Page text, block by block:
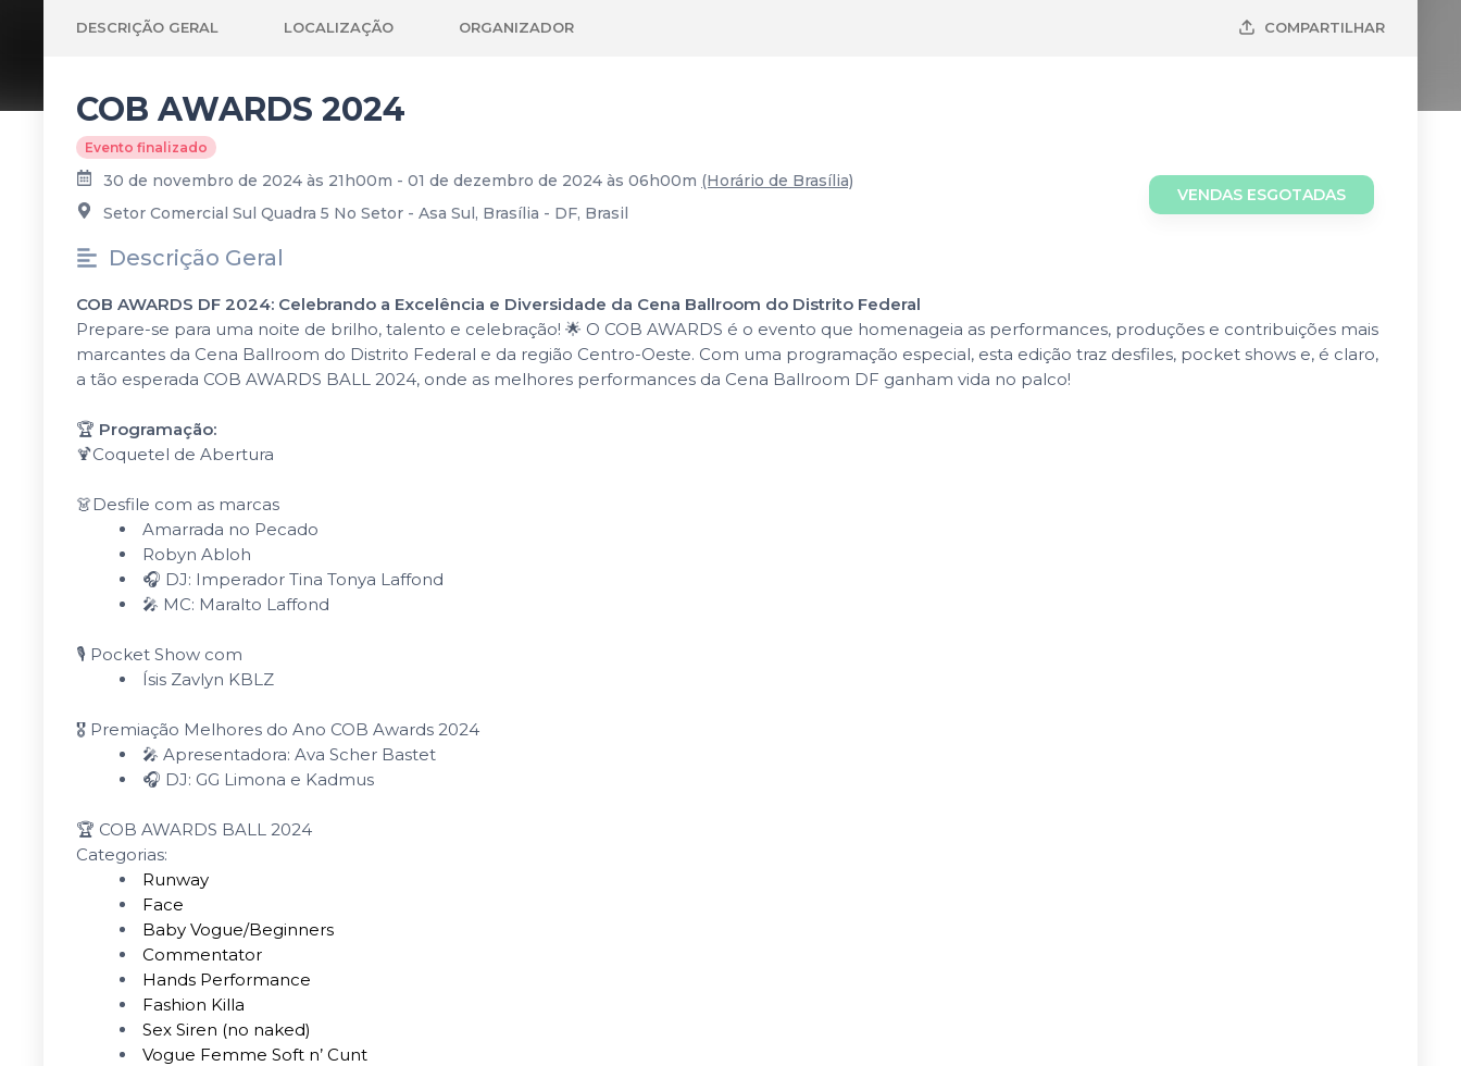
DESCRIÇÃO GERAL LOCALIZAÇÃO ORGANIZADOR COMPARTILHAR
COB AWARDS 2024
Evento finalizado
30 de novembro de 2024 às 21h00m - 01 de dezembro de 2024 às 06h00m (Horário de Brasília)
Setor Comercial Sul Quadra 5 No Setor - Asa Sul, Brasília - DF, Brasil
VENDAS ESGOTADAS
Descrição Geral
COB AWARDS DF 2024: Celebrando a Excelência e Diversidade da Cena Ballroom do Distrito Federal
Prepare-se para uma noite de brilho, talento e celebração! 🌟 O COB AWARDS é o evento que homenageia as performances, produções e contribuições mais
marcantes da Cena Ballroom do Distrito Federal e da região Centro-Oeste. Com uma programação especial, esta edição traz desfiles, pocket shows e, é claro,
a tão esperada COB AWARDS BALL 2024, onde as melhores performances da Cena Ballroom DF ganham vida no palco!
🏆 Programação:
🍹Coquetel de Abertura
👗Desfile com as marcas
Amarrada no Pecado
Robyn Abloh
🎧 DJ: Imperador Tina Tonya Laffond
🎤 MC: Maralto Laffond
🎙️ Pocket Show com
Ísis Zavlyn KBLZ
🎖️ Premiação Melhores do Ano COB Awards 2024
🎤 Apresentadora: Ava Scher Bastet
🎧 DJ: GG Limona e Kadmus
🏆 COB AWARDS BALL 2024
Categorias:
Runway
Face
Baby Vogue/Beginners
Commentator
Hands Performance
Fashion Killa
Sex Siren (no naked)
Vogue Femme Soft n’ Cunt